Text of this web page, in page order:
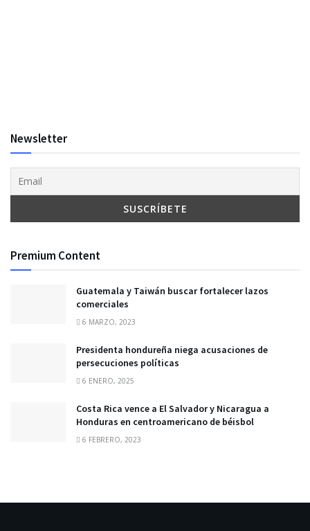
Newsletter
Premium Content
Guatemala y Taiwán buscar fortalecer lazos
comerciales
6 MARZO, 2023
Presidenta hondureña niega acusaciones de
persecuciones políticas
6 ENERO, 2025
Costa Rica vence a El Salvador y Nicaragua a
Honduras en centroamericano de béisbol
6 FEBRERO, 2023